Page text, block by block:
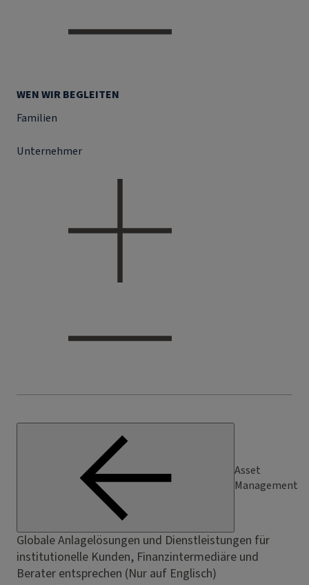
WEN WIR BEGLEITEN
Familien
Unternehmer
Asset
Management
Globale Anlagelösungen und Dienstleistungen für
institutionelle Kunden, Finanzintermediäre und
Berater entsprechen (Nur auf Englisch)